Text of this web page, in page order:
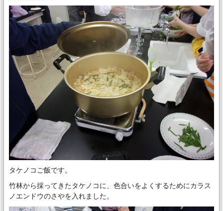
タケノコご飯です。
竹林から採ってきたタケノコに、色合いをよくするためにカラス
ノエンドウのさやを入れました。